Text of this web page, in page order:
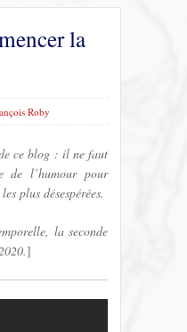
la
Roby
ce blog : il ne faut
de l’humour pour
plus désespérées.
la seconde
]